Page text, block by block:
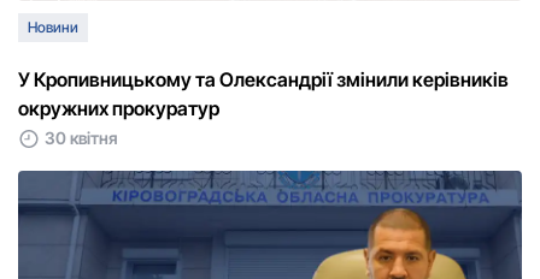
Новини
У Кропивницькому та Олександрії змінили керівників
окружних прокуратур
30 квітня